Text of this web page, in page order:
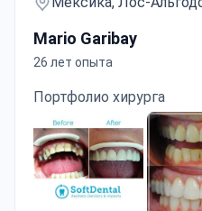
Mario Garibay
26 лет опыта
Портфолио хирурга